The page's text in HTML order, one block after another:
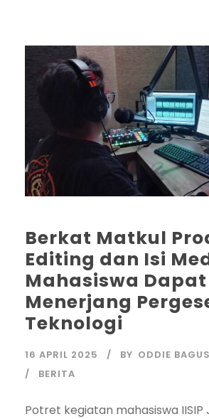
Berkat Matkul
Editing dan Isi
Mahasiswa Dapat
Menerjang
Teknologi
16 APRIL 2025 BY ODDIE
BERITA
Potret kegiatan mahasiswa